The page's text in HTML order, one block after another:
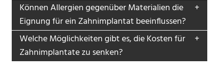
Können Allergien gegenüber Materialien die
Eignung für ein Zahnimplantat beeinflussen?
Welche Möglichkeiten gibt es, die Kosten für
Zahnimplantate zu senken?